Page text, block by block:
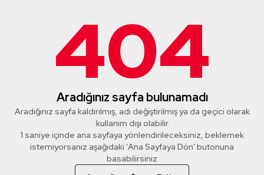
404
Aradığınız sayfa bulunamadı
Aradığınız sayfa kaldırılmış, adı değiştirilmiş ya da geçici olarak
kullanım dışı olabilir
1 saniye içinde ana sayfaya yönlendirileceksiniz, beklemek
istemiyorsanız aşağıdaki 'Ana Sayfaya Dön' butonuna
basabilirsiniz